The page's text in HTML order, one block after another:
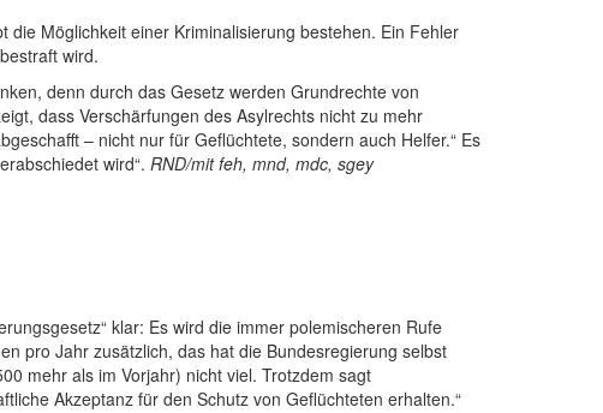
Möglichkeit einer Kriminalisierung bestehen. Ein Fehler
wird.
denn durch das Gesetz werden Grundrechte von
dass Verschärfungen des Asylrechts nicht zu mehr
– nicht nur für Geflüchtete, sondern auch Helfer.“ Es
wird“. RND/mit feh, mnd, mdc, sgey
klar: Es wird die immer polemischeren Rufe
pro Jahr zusätzlich, das hat die Bundesregierung selbst
mehr als im Vorjahr) nicht viel. Trotzdem sagt
Akzeptanz für den Schutz von Geflüchteten erhalten.“